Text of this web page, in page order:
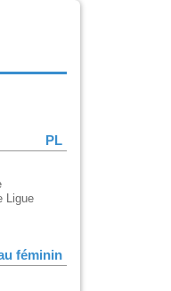
PL
Ligue
féminin